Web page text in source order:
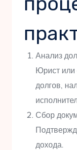
Анализ
Юрист или
долгов,
Сбор
дохода.